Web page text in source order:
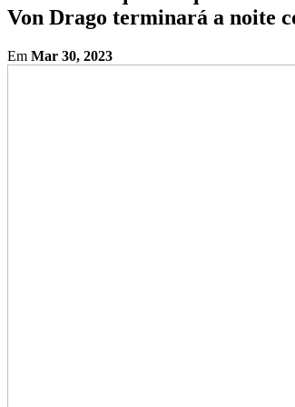
Von Drago terminará a noite
Em Mar 30, 2023